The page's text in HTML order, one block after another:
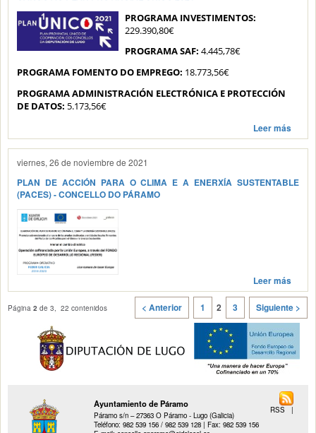
PROGRAMA INVESTIMENTOS:
229.390,80€
PROGRAMA SAF: 4.445,78€
PROGRAMA FOMENTO DO EMPREGO: 18.773,56€
PROGRAMA ADMINISTRACIÓN ELECTRÓNICA E PROTECCIÓN
DE DATOS: 5.173,56€
Leer más
viernes, 26 de noviembre de 2021
PLAN DE ACCIÓN PARA O CLIMA E A ENERXÍA SUSTENTABLE
(PACES) - CONCELLO DO PÁRAMO
Leer más
Página 2 de 3, 22 contenidos < Anterior 1 2 3 Siguiente >
Ayuntamiento de Páramo
Páramo s/n – 27363 O Páramo - Lugo (Galicia)
Teléfono: 982 539 156 / 982 539 128 | Fax: 982 539 156
RSS |